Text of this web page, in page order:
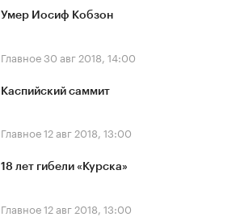
Умер Иосиф Кобзон
Главное30 авг 2018, 14:00
Каспийский саммит
Главное12 авг 2018, 13:00
18 лет гибели «Курска»
Главное12 авг 2018, 13:00